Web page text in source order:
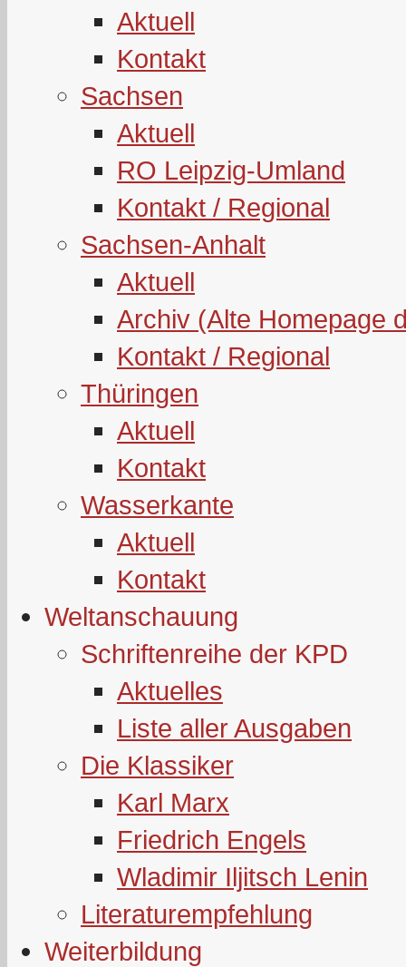
Aktuell
Kontakt
Sachsen
Aktuell
RO Leipzig-Umland
Kontakt / Regional
Sachsen-Anhalt
Aktuell
Archiv (Alte Homepage
Kontakt / Regional
Thüringen
Aktuell
Kontakt
Wasserkante
Aktuell
Kontakt
Weltanschauung
Schriftenreihe der KPD
Aktuelles
Liste aller Ausgaben
Die Klassiker
Karl Marx
Friedrich Engels
Wladimir Iljitsch Lenin
Literaturempfehlung
Weiterbildung